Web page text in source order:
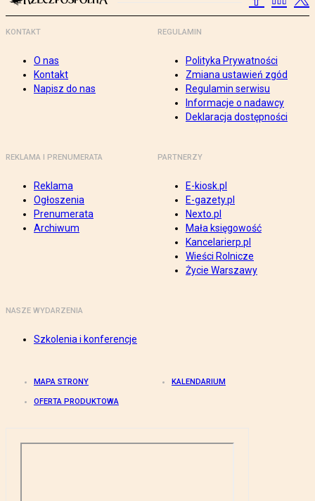
KONTAKT
O nas
Kontakt
Napisz do nas
REGULAMIN
Polityka Prywatności
Zmiana ustawień zgód
Regulamin serwisu
Informacje o nadawcy
Deklaracja dostępności
REKLAMA I PRENUMERATA
Reklama
Ogłoszenia
Prenumerata
Archiwum
PARTNERZY
E-kiosk.pl
E-gazety.pl
Nexto.pl
Mała księgowość
Kancelarierp.pl
Wieści Rolnicze
Życie Warszawy
NASZE WYDARZENIA
Szkolenia i konferencje
MAPA STRONY KALENDARIUM
OFERTA PRODUKTOWA